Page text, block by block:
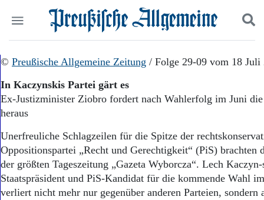
Politik
Wirtschaft
Panorama
Geschichte
Ostpreußen
Pommern
Berlin-Brandenburg
Schlesien
Suchen und finden
© Preußische Allgemeine Zeitung / Folge 29-09 vom 18 Juli
In Kaczynskis Partei gärt es
Ex-Justizminister Ziobro fordert nach Wahlerfolg im Juni
heraus
Unerfreuliche Schlagzeilen für die Spitze der
Oppositionspartei „Recht und Gerechtigkeit“ (PiS) brachten
der größten Tageszeitung „Gazeta Wyborcza“. Lech
Staatspräsident und PiS-Kandidat für die kommende Wahl
verliert nicht mehr nur gegenüber anderen Parteien, sondern